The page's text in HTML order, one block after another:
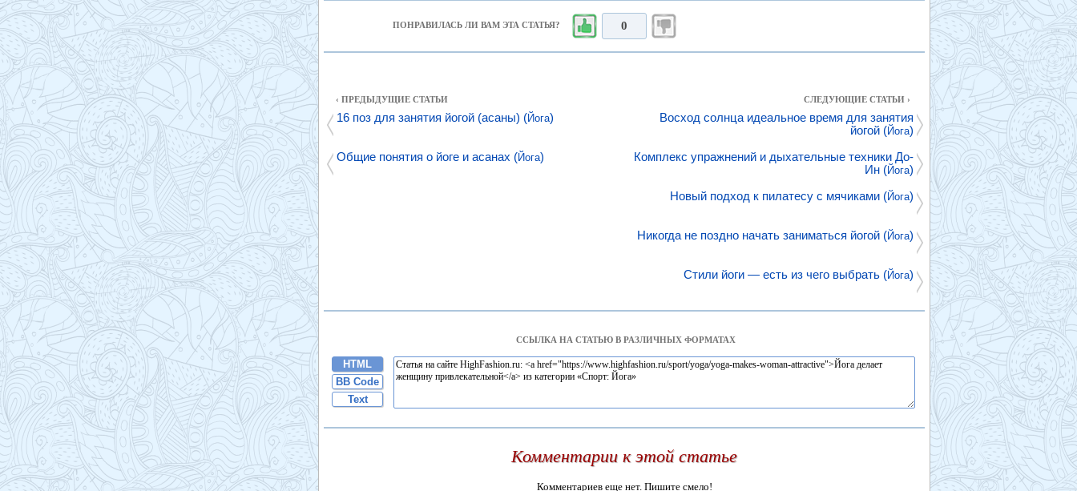
ПОНРАВИЛАСЬ ЛИ ВАМ ЭТА СТАТЬЯ? 0
‹ ПРЕДЫДУЩИЕ СТАТЬИ
16 поз для занятия йогой (асаны) (Йога)
Общие понятия о йоге и асанах (Йога)
СЛЕДУЮЩИЕ СТАТЬИ ›
Восход солнца идеальное время для занятия
йогой (Йога)
Комплекс упражнений и дыхательные техники До-
Ин (Йога)
Новый подход к пилатесу с мячиками (Йога)
Никогда не поздно начать заниматься йогой (Йога)
Стили йоги — есть из чего выбрать (Йога)
ССЫЛКА НА СТАТЬЮ В РАЗЛИЧНЫХ ФОРМАТАХ
HTML
BB Code
Text
Комментарии к этой статье
Комментариев еще нет. Пишите смело!